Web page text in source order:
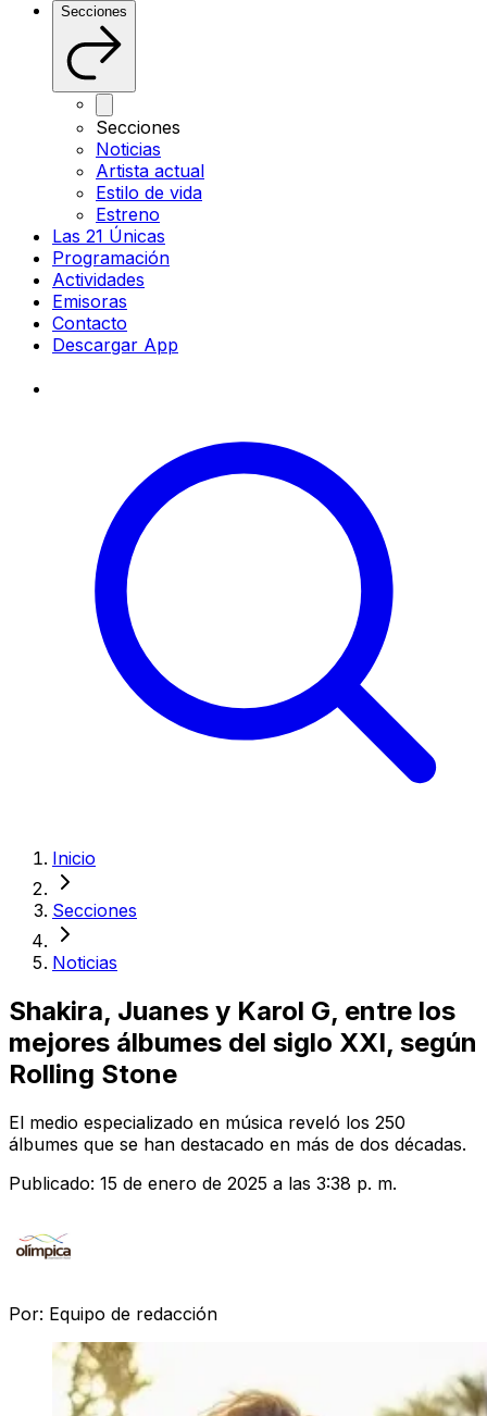
Secciones
Secciones
Noticias
Artista actual
Estilo de vida
Estreno
Las 21 Únicas
Programación
Actividades
Emisoras
Contacto
Descargar App
Inicio
Secciones
Noticias
Shakira, Juanes y Karol G, entre los
mejores álbumes del siglo XXI, según
Rolling Stone
El medio especializado en música reveló los 250
álbumes que se han destacado en más de dos décadas.
Publicado: 15 de enero de 2025 a las 3:38 p. m.
Por: Equipo de redacción